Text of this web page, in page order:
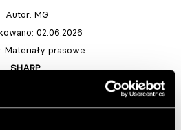
Autor: MG
02.06.2026
Materiały prasowe
SHARP
ulubionych artykułów